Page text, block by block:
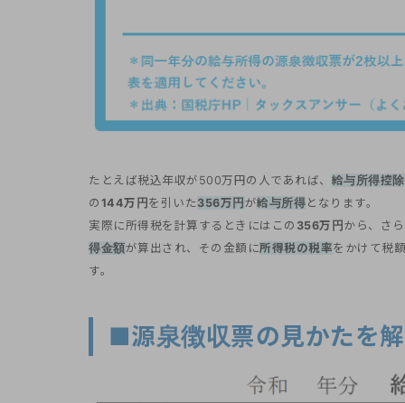
たとえば税込年収が500万円の人であれば、 給与所得控
の 144万円 を引いた356万円 が給与所得 となります。
実際に所得税を計算するときにはこの 356万円 から、さ
得金額が算出され、その金額に所得税の税率をかけて税
す。
■源泉徴収票の見かたを解